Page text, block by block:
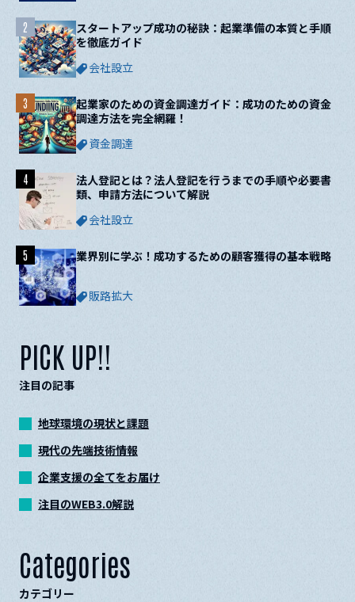
スタートアップ成功の秘訣：起業準備の本質と手順
を徹底ガイド
会社設立
2
起業家のための資金調達ガイド：成功のための資金
調達方法を完全網羅！
資金調達
3
法人登記とは？法人登記を行うまでの手順や必要書
類、申請方法について解説
会社設立
4
業界別に学ぶ！成功するための顧客獲得の基本戦略
販路拡大
5
PICK UP!!
注目の記事
地球環境の現状と課題
現代の先端技術情報
企業支援の全てをお届け
注目のWEB3.0解説
Categories
カテゴリー